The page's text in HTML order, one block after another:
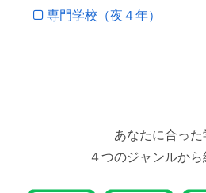
専門学校（夜４年）
あなたに合った
４つのジャンルか